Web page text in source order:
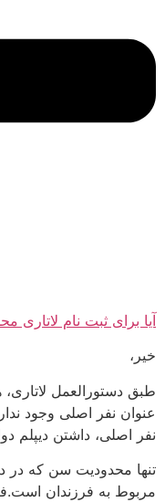
آیا برای ثبت نام لاتاری
خیر،
طبق دستورالعمل
عنوان نفر اصلی وجود
نفر اصلی، داشتن دیپلم
تنها محدودیت سن که در
مربوط به فرزندان